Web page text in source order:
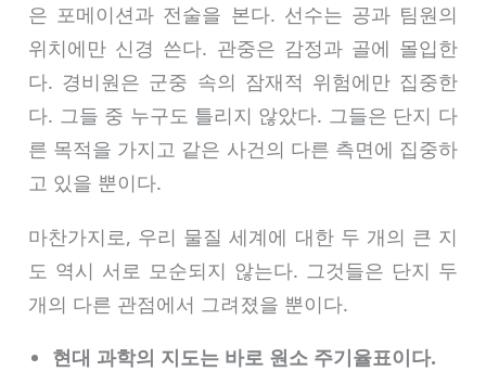
은 포메이션과 전술을 본다. 선수는 공과 팀원의
위치에만 신경 쓴다. 관중은 감정과 골에 몰입한
다. 경비원은 군중 속의 잠재적 위험에만 집중한
다. 그들 중 누구도 틀리지 않았다. 그들은 단지 다
른 목적을 가지고 같은 사건의 다른 측면에 집중하
고 있을 뿐이다.
마찬가지로, 우리 물질 세계에 대한 두 개의 큰 지
도 역시 서로 모순되지 않는다. 그것들은 단지 두
개의 다른 관점에서 그려졌을 뿐이다.
현대 과학의 지도는 바로 원소 주기율표이다.